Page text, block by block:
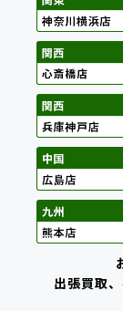
出張買取